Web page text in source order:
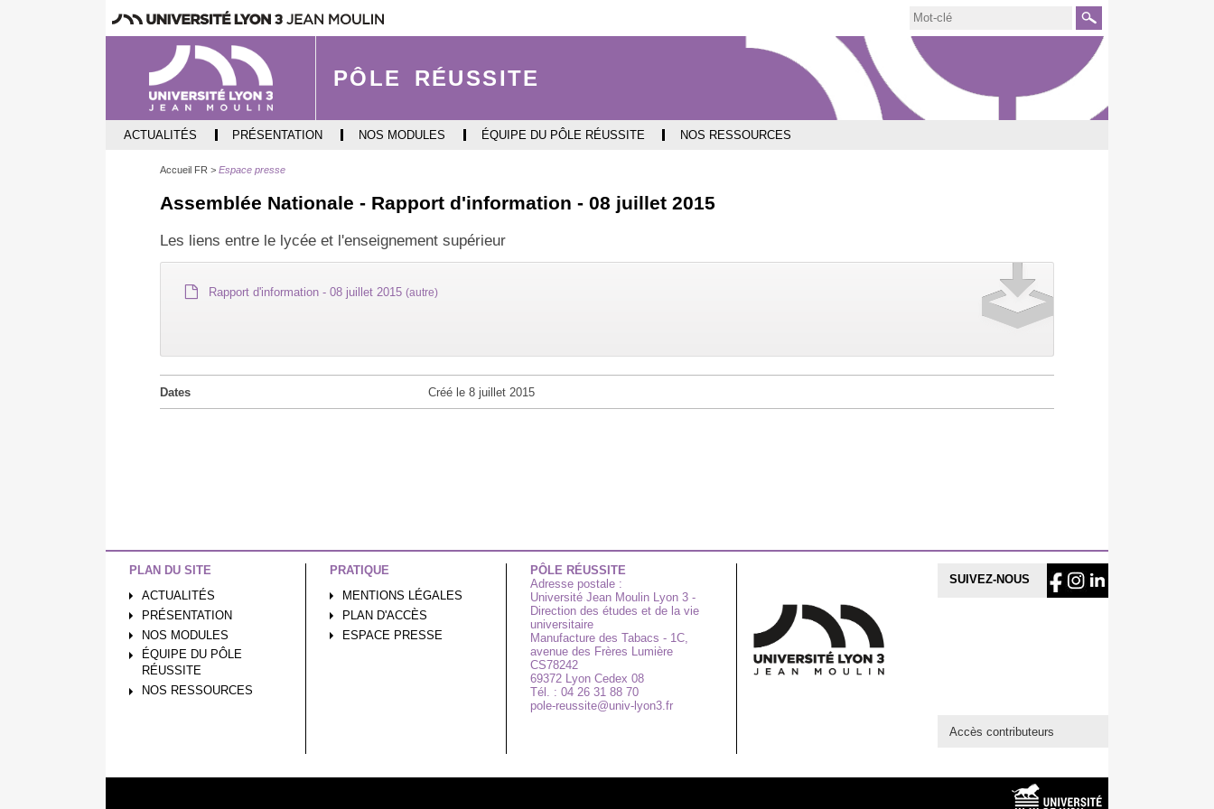
Rechercher
PÔLE RÉUSSITE
ACTUALITÉS PRÉSENTATION NOS MODULES ÉQUIPE DU PÔLE RÉUSSITE NOS RESSOURCES
Accueil FR Espace presse
Assemblée Nationale - Rapport d'information - 08 juillet 2015
Les liens entre le lycée et l'enseignement supérieur
Rapport d'information - 08 juillet 2015 (autre)
Dates Créé le 8 juillet 2015
PLAN DU SITE
ACTUALITÉS
PRÉSENTATION
NOS MODULES
ÉQUIPE DU PÔLE
RÉUSSITE
NOS RESSOURCES
PRATIQUE
MENTIONS LÉGALES
PLAN D'ACCÈS
ESPACE PRESSE
PÔLE RÉUSSITE
Adresse postale :
Université Jean Moulin Lyon 3 -
Direction des études et de la vie
universitaire
Manufacture des Tabacs - 1C,
avenue des Frères Lumière
CS78242
69372 Lyon Cedex 08
Tél. : 04 26 31 88 70
pole-reussite@univ-lyon3.fr
SUIVEZ-NOUS
Accès contributeurs